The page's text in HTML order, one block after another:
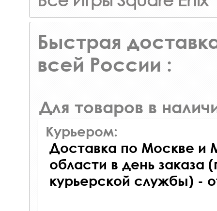
Быстрая
всей России :
Для товаров в
Курьером:
Доставка по Москве и
области в день заказа
курьерской службы) -